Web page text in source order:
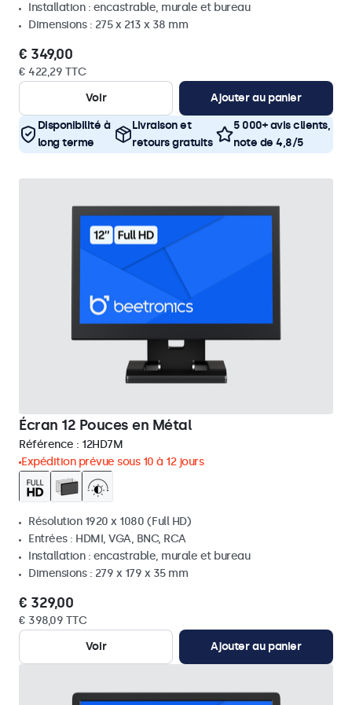
Installation : encastrable, murale et bureau
Dimensions : 275 x 213 x 38 mm
€ 349,00
€ 422,29 TTC
Voir
Ajouter au panier
Disponibilité à
long terme
Livraison et
retours gratuits
5 000+ avis clients,
note de 4,8/5
Écran 12 Pouces en Métal
Référence : 12HD7M
Expédition prévue sous 10 à 12 jours
Résolution 1920 x 1080 (Full HD)
Entrées : HDMI, VGA, BNC, RCA
Installation : encastrable, murale et bureau
Dimensions : 279 x 179 x 35 mm
€ 329,00
€ 398,09 TTC
Voir
Ajouter au panier